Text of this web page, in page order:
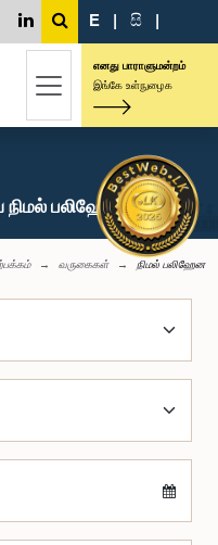
E | සි |
எனது பாராளுமன்றம்
இங்கே உள்நுழைக
பலிஹேன, பா.உ.
வருகைகள் நிமல் பலிஹேன